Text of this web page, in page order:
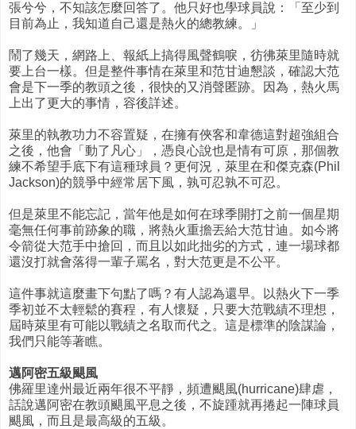
張兮兮，不知該怎麼回答了。他只好也學球員說：「至少到
目前為止，我知道自己還是熱火的總教練。」
鬧了幾天，網路上、報紙上搞得風聲鶴唳，彷彿萊里隨時就
要上台一樣。但是整件事情在萊里和范甘迪懇談，確認大范
會是下一季的教頭之後，很快的又消聲匿跡。因為，熱火馬
上出了更大的事情，容後詳述。
萊里的執教功力不容置疑，在擁有俠客和韋德這對超強組合
之後，他會「動了凡心」，憑良心說也是情有可原，那個教
練不希望手底下有這種球員？更何況，萊里在和傑克森(Phil
Jackson)的競爭中經常居下風，孰可忍孰不可忍。
但是萊里不能忘記，當年他是如何在球季開打之前一個星期
毫無任何事前跡象的職，將熱火重擔丟給大范甘迪。如今將
令箭從大范手中搶回，而且以如此拙劣的方式，連一場球都
還沒打就會落得一輩子罵名，對大范更是不公平。
這件事就這麼畫下句點了嗎？有人認為還早。以熱火下一季
季初並不太輕鬆的賽程，有人懷疑，只要大范戰績不理想，
屆時萊里有可能以戰績之名取而代之。這是標準的陰謀論，
我們只能等著瞧。
邁阿密五級颶風
佛羅里達州最近兩年很不平靜，頻遭颶風(hurricane)肆虐，
話說邁阿密在教頭颶風平息之後，不旋踵就再捲起一陣球員
颶風，而且是最高級的五級。